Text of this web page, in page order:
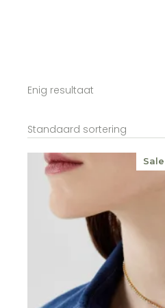
Enig resultaat
Standaard sortering
Sale